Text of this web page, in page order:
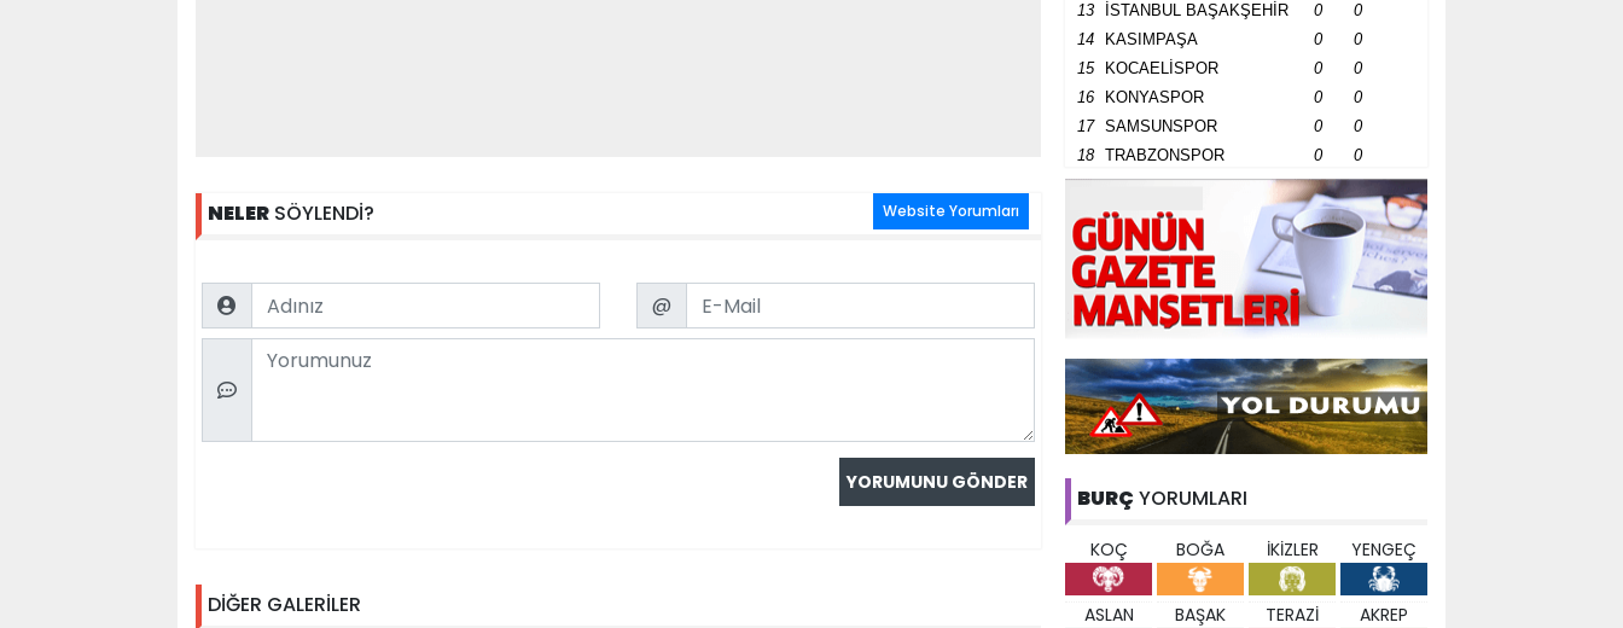
NELER SÖYLENDİ? Website Yorumları
Name Email
@
Comment
DİĞER GALERİLER
13
İSTANBUL BAŞAKŞEHİR 0
0
14
KASIMPAŞA 0
0
15
KOCAELİSPOR 0
0
16
KONYASPOR 0
0
17
SAMSUNSPOR 0
0
18
TRABZONSPOR 0 0
BURÇ YORUMLARI
KOÇ BOĞA İKİZLER YENGEÇ
ASLAN BAŞAK TERAZİ AKREP